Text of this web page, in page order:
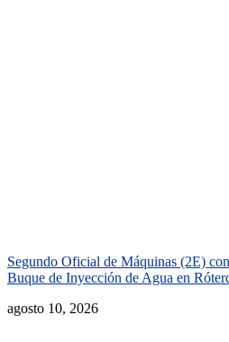
Segundo Oficial de Máquinas (2E)
Buque de Inyección de Agua en
agosto 10, 2026